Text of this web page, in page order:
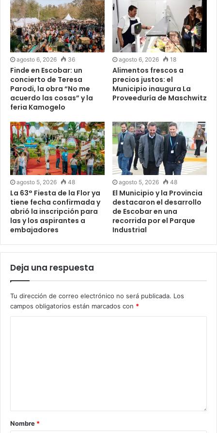
agosto 6, 2026 36
Finde en Escobar: un
concierto de Teresa
Parodi, la obra “No me
acuerdo las cosas” y la
feria Kamogelo
agosto 6, 2026 18
Alimentos frescos a
precios justos: el
Municipio inaugura La
Proveeduría de Maschwitz
agosto 5, 2026 48
La 63° Fiesta de la Flor ya
tiene fecha confirmada y
abrió la inscripción para
las y los aspirantes a
embajadores
agosto 5, 2026 48
El Municipio y la Provincia
destacaron el desarrollo
de Escobar en una
recorrida por el Parque
Industrial
Deja una respuesta
Tu dirección de correo electrónico no será publicada. Los
campos obligatorios están marcados con *
Nombre *